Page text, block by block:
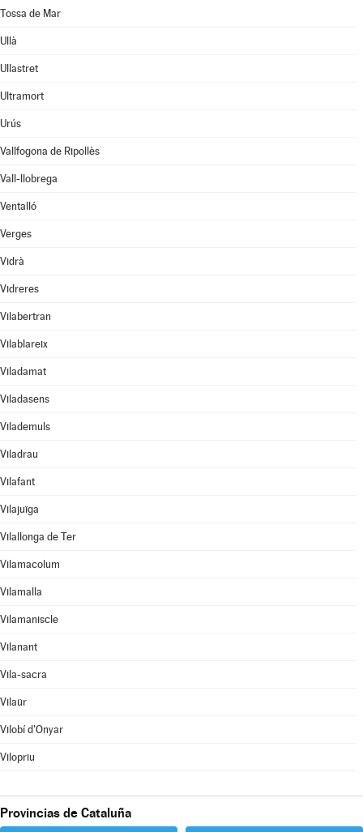
Tossa de Mar
Ullà
Ullastret
Ultramort
Urús
Vallfogona de Ripollès
Vall-llobrega
Ventalló
Verges
Vidrà
Vidreres
Vilabertran
Vilablareix
Viladamat
Viladasens
Vilademuls
Viladrau
Vilafant
Vilajuïga
Vilallonga de Ter
Vilamacolum
Vilamalla
Vilamaniscle
Vilanant
Vila-sacra
Vilaür
Vilobí d'Onyar
Vilopriu
Provincias de Cataluña